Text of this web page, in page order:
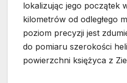
lokalizując jego początek
kilometrów od odległego
poziom precyzji jest
do pomiaru szerokości
powierzchni księżyca z